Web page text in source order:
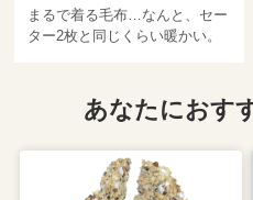
まるで着る毛布…なんと、セー
ター2枚と同じくらい暖かい。
あなたにおす